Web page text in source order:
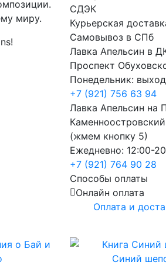
миру.
СДЭК
Курьерская
Самовывоз в СПб
Лавка Апельсин в
Проспект
Понедельник:
+7 (921) 756 63 94
Лавка Апельсин на
(жмем кнопку 5)
Ежедневно: 12:00-
+7 (921) 764 90 28
Способы оплаты
Онлайн оплата
Оплата и
Синий